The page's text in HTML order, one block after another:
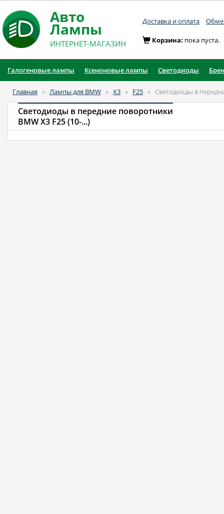
Авто
Лампы
ИНТЕРНЕТ-МАГАЗИН
Доставка и оплата
Корзина: пока пуста.
Галогеновые лампы Ксеноновые лампы Светодиоды
Главная » Лампы для BMW » X3 » F25 » Светодиоды в
Светодиоды в передние поворотники
BMW X3 F25 (10-...)